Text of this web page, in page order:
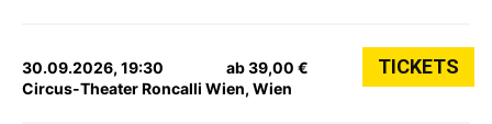
30.09.2026, 19:30
Circus-Theater Roncalli Wien, Wien
ab 39,00 € TICKETS